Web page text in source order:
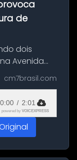
de
dois
Avenida
feira
de
cm7brasil.com
0:00 / 2:01
powered by VOICEXPRESS